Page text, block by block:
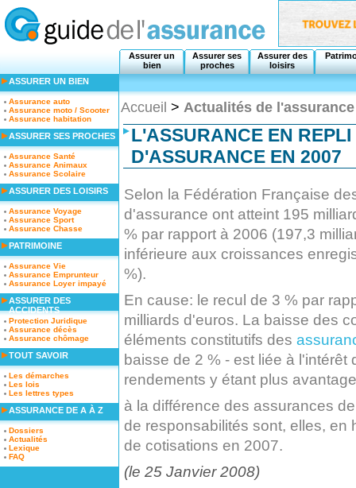
Assurer un
bien
Assurer ses
proches
Assurer des
loisirs
Accueil > Actualités de l'assurance
L'ASSURANCE EN
D'ASSURANCE EN 2007
Selon la Fédération Française
d'assurance ont atteint 195
% par rapport à 2006 (197,3
inférieure aux croissances
%).
En cause: le recul de 3 % par
milliards d'euros. La baisse des
éléments constitutifs des
baisse de 2 % - est liée à
rendements y étant plus
à la différence des assurances
de responsabilités sont, elles, en
de cotisations en 2007.
(le 25 Janvier 2008)
ASSURER UN BIEN
Assurance auto
Assurance moto / Scooter
Assurance habitation
ASSURER SES PROCHES
Assurance Santé
Assurance Animaux
Assurance Scolaire
ASSURER DES LOISIRS
Assurance Voyage
Assurance Sport
Assurance Chasse
PATRIMOINE
Assurance Vie
Assurance Emprunteur
Assurance Loyer impayé
ASSURER DES
ACCIDENTS
Protection Juridique
Assurance décès
Assurance chômage
TOUT SAVOIR
Les démarches
Les lois
Les lettres types
ASSURANCE DE A À Z
Dossiers
Actualités
Lexique
FAQ